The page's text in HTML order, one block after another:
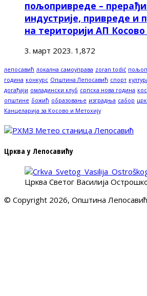
пољопривреде –
индустрије, привреде и
на територији АП
3. март 2023. 1,872
лепосавић локална самоуправа zoran todić
година конкурс Општина Лепосавић спорт
догађаји омладински клуб српска нова година
општине божић образовање изградња сабор
Канцеларија за Косово и Метохију
Црква у Лепосавићу
Црква Светог Василија
© Copyright 2026, Општина Лепосавић